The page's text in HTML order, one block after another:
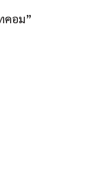
คอม”